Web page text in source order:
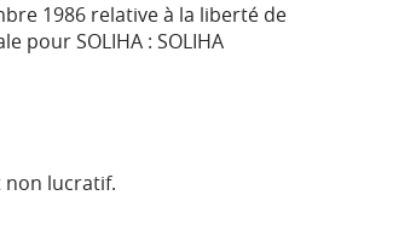
1986 relative à la liberté de
pour SOLIHA : SOLIHA
non lucratif.